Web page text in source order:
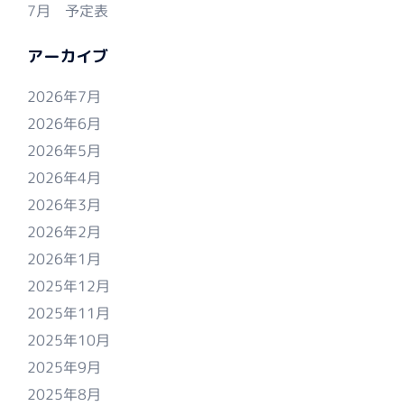
7月 予定表
アーカイブ
2026年7月
2026年6月
2026年5月
2026年4月
2026年3月
2026年2月
2026年1月
2025年12月
2025年11月
2025年10月
2025年9月
2025年8月